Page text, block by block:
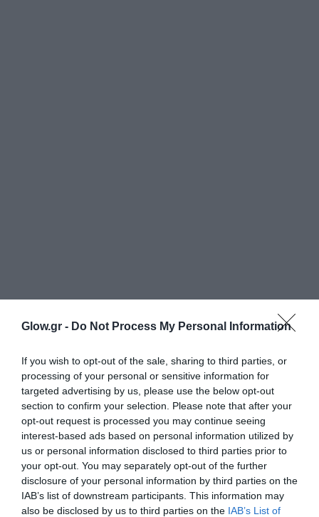
Glow.gr - Do Not Process My Personal Information
If you wish to opt-out of the sale, sharing to third parties, or
processing of your personal or sensitive information for
targeted advertising by us, please use the below opt-out
section to confirm your selection. Please note that after your
opt-out request is processed you may continue seeing
interest-based ads based on personal information utilized by
us or personal information disclosed to third parties prior to
your opt-out. You may separately opt-out of the further
disclosure of your personal information by third parties on the
IAB’s list of downstream participants. This information may
also be disclosed by us to third parties on the IAB’s List of